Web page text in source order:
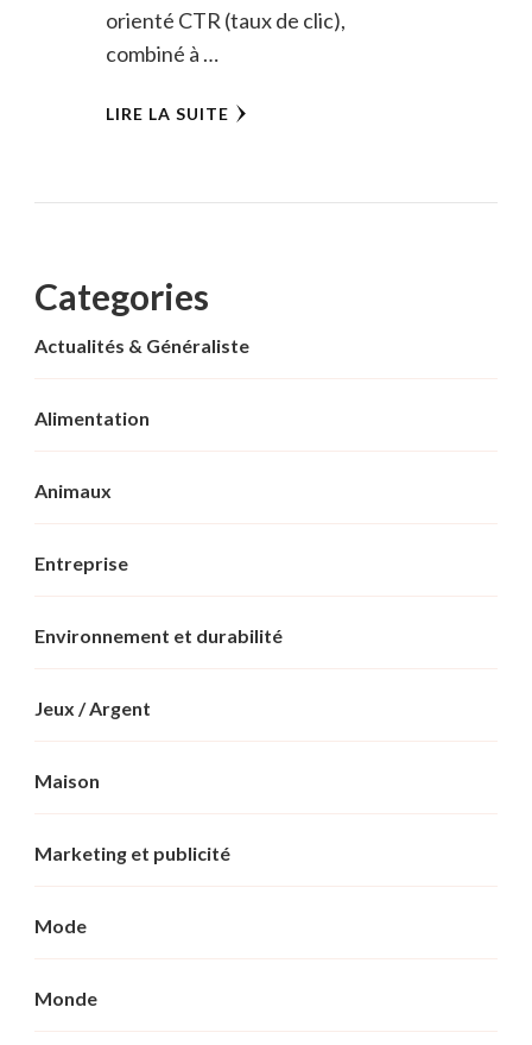
orienté CTR (taux de clic),
combiné à …
LIRE LA SUITE
Categories
Actualités & Généraliste
Alimentation
Animaux
Entreprise
Environnement et durabilité
Jeux / Argent
Maison
Marketing et publicité
Mode
Monde